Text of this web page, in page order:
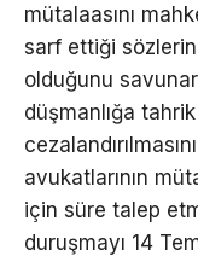
mütalaasını
sarf ettiği
olduğunu
düşmanlığa
avukatlarının
için süre talep
duruşmayı 14